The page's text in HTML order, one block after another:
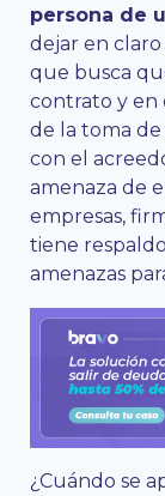
persona de
dejar en
que busca
contrato y en
de la toma de
con el
amenaza de
empresas,
tiene
amenazas
¿Cuándo se